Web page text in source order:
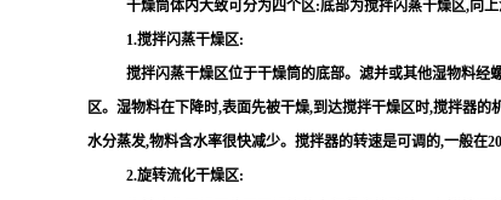
干燥筒体内大致可分为四个区:底部为搅拌闪蒸干燥区,向
1.搅拌闪蒸干燥区:
搅拌闪蒸干燥区位于干燥筒的底部。滤并或其他湿物料
区。湿物料在下降时,表面先被干燥,到达搅拌干燥区时,搅拌器
水分蒸发,物料含水率很快减少。搅拌器的转速是可调的,一般在
2.旋转流化干燥区: